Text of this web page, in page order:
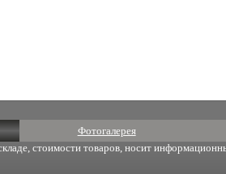
Фотогалерея
стоимости товаров, носит